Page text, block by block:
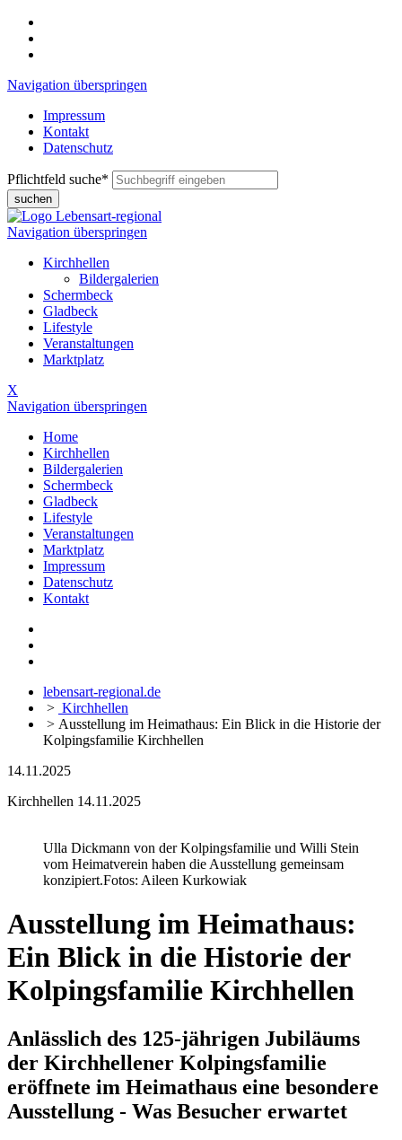
Navigation überspringen
Impressum
Kontakt
Datenschutz
Pflichtfeld suche*
suchen
Navigation überspringen
Kirchhellen
Bildergalerien
Schermbeck
Gladbeck
Lifestyle
Veranstaltungen
Marktplatz
X
Navigation überspringen
Home
Kirchhellen
Bildergalerien
Schermbeck
Gladbeck
Lifestyle
Veranstaltungen
Marktplatz
Impressum
Datenschutz
Kontakt
lebensart-regional.de
> Kirchhellen
> Ausstellung im Heimathaus: Ein Blick in die Historie der
Kolpingsfamilie Kirchhellen
14.11.2025
Kirchhellen 14.11.2025
Ulla Dickmann von der Kolpingsfamilie und Willi Stein
vom Heimatverein haben die Ausstellung gemeinsam
konzipiert.Fotos: Aileen Kurkowiak
Ausstellung im Heimathaus:
Ein Blick in die Historie der
Kolpingsfamilie Kirchhellen
Anlässlich des 125-jährigen Jubiläums
der Kirchhellener Kolpingsfamilie
eröffnete im Heimathaus eine besondere
Ausstellung - Was Besucher erwartet